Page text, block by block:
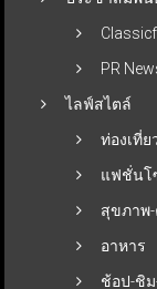
PR
ไลฟ์สไตล์
ท่องเที่ย
แฟชั่นโ
สุขภาพ
อาหาร
ช้อป-ชิ